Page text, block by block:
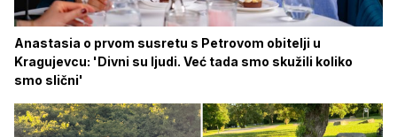
Anastasia o prvom susretu s Petrovom obitelji u
Kragujevcu: 'Divni su ljudi. Već tada smo skužili koliko
smo slični'